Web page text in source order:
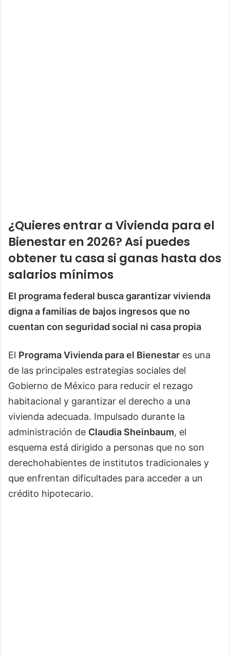
¿Quieres entrar a Vivienda para el
Bienestar en 2026? Así puedes
obtener tu casa si ganas hasta dos
salarios mínimos
El programa federal busca garantizar vivienda
digna a familias de bajos ingresos que no
cuentan con seguridad social ni casa propia
El Programa Vivienda para el Bienestar es una
de las principales estrategias sociales del
Gobierno de México para reducir el rezago
habitacional y garantizar el derecho a una
vivienda adecuada. Impulsado durante la
administración de Claudia Sheinbaum, el
esquema está dirigido a personas que no son
derechohabientes de institutos tradicionales y
que enfrentan dificultades para acceder a un
crédito hipotecario.